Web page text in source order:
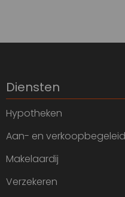
Diensten
Hypotheken
Aan- en
Makelaardij
Verzekeren